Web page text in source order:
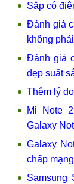
Sắp có
Đánh giá
không
Đánh giá
đẹp suất
Thêm lý
Mi Note
Galaxy
Galaxy
chấp
Samsung